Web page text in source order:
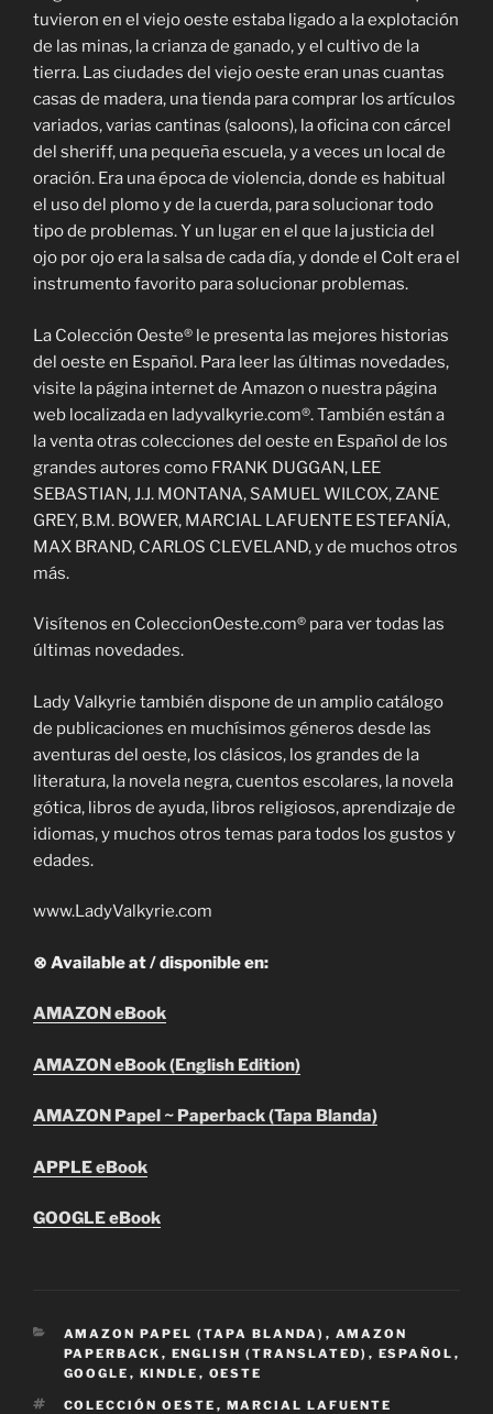
tuvieron en el viejo oeste estaba ligado a la explotación
de las minas, la crianza de ganado, y el cultivo de la
tierra. Las ciudades del viejo oeste eran unas cuantas
casas de madera, una tienda para comprar los artículos
variados, varias cantinas (saloons), la oficina con cárcel
del sheriff, una pequeña escuela, y a veces un local de
oración. Era una época de violencia, donde es habitual
el uso del plomo y de la cuerda, para solucionar todo
tipo de problemas. Y un lugar en el que la justicia del
ojo por ojo era la salsa de cada día, y donde el Colt era el
instrumento favorito para solucionar problemas.
La Colección Oeste® le presenta las mejores historias
del oeste en Español. Para leer las últimas novedades,
visite la página internet de Amazon o nuestra página
web localizada en ladyvalkyrie.com®. También están a
la venta otras colecciones del oeste en Español de los
grandes autores como FRANK DUGGAN, LEE
SEBASTIAN, J.J. MONTANA, SAMUEL WILCOX, ZANE
GREY, B.M. BOWER, MARCIAL LAFUENTE ESTEFANÍA,
MAX BRAND, CARLOS CLEVELAND, y de muchos otros
más.
Visítenos en ColeccionOeste.com® para ver todas las
últimas novedades.
Lady Valkyrie también dispone de un amplio catálogo
de publicaciones en muchísimos géneros desde las
aventuras del oeste, los clásicos, los grandes de la
literatura, la novela negra, cuentos escolares, la novela
gótica, libros de ayuda, libros religiosos, aprendizaje de
idiomas, y muchos otros temas para todos los gustos y
edades.
www.LadyValkyrie.com
⊗ Available at / disponible en:
AMAZON eBook
AMAZON eBook (English Edition)
AMAZON Papel ~ Paperback (Tapa Blanda)
APPLE eBook
GOOGLE eBook
CATEGORIES
AMAZON PAPEL (TAPA BLANDA) , AMAZON
PAPERBACK , ENGLISH (TRANSLATED) , ESPAÑOL ,
GOOGLE , KINDLE , OESTE
TAGS
COLECCIÓN OESTE , MARCIAL LAFUENTE